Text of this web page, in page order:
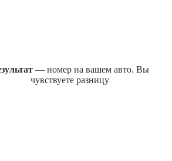
— номер на вашем авто. Вы
чувствуете разницу